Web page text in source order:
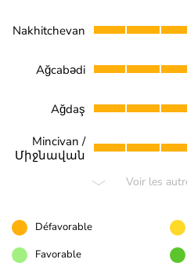
Nakhitchevan
Ağcabədi
Ağdaş
Mincivan /
Միջնավան
Voir les
Défavorable
Favorable